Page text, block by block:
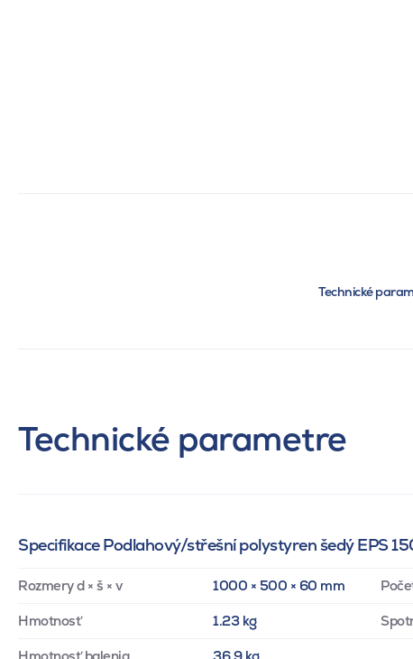
Technické
Technické parametre
Specifikace Podlahový/střešní polystyren šedý EPS
Rozmery d × š × v 1000 × 500 × 60 mm
Hmotnosť 1.23 kg